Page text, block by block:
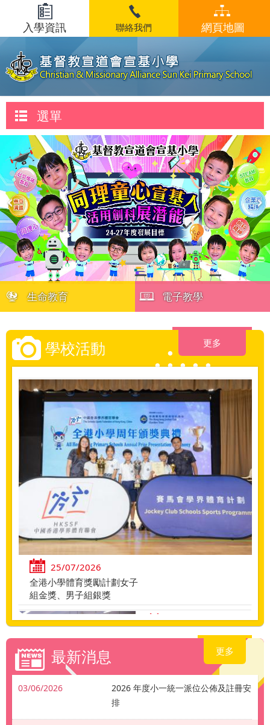
入學資訊 聯絡我們 網頁地圖
選單
生命教育 電子教學
更多
學校活動
25/07/2026
全港小學體育獎勵計劃女子
組金獎、男子組銀獎
22/07/2026
小一適應課程
22/07/2026
更多
最新消息
03/06/2026
2026 年度小一統一派位公佈及註冊安
排